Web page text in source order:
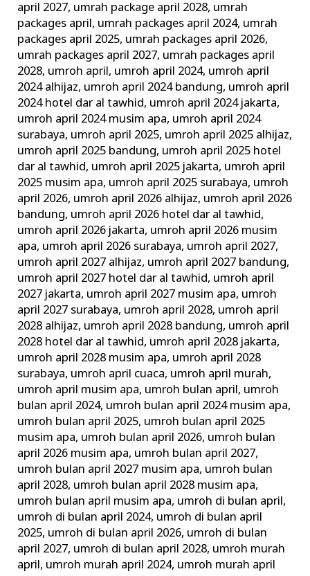
april 2027, umrah package april 2028, umrah
packages april, umrah packages april 2024, umrah
packages april 2025, umrah packages april 2026,
umrah packages april 2027, umrah packages april
2028, umroh april, umroh april 2024, umroh april
2024 alhijaz, umroh april 2024 bandung, umroh april
2024 hotel dar al tawhid, umroh april 2024 jakarta,
umroh april 2024 musim apa, umroh april 2024
surabaya, umroh april 2025, umroh april 2025 alhijaz,
umroh april 2025 bandung, umroh april 2025 hotel
dar al tawhid, umroh april 2025 jakarta, umroh april
2025 musim apa, umroh april 2025 surabaya, umroh
april 2026, umroh april 2026 alhijaz, umroh april 2026
bandung, umroh april 2026 hotel dar al tawhid,
umroh april 2026 jakarta, umroh april 2026 musim
apa, umroh april 2026 surabaya, umroh april 2027,
umroh april 2027 alhijaz, umroh april 2027 bandung,
umroh april 2027 hotel dar al tawhid, umroh april
2027 jakarta, umroh april 2027 musim apa, umroh
april 2027 surabaya, umroh april 2028, umroh april
2028 alhijaz, umroh april 2028 bandung, umroh april
2028 hotel dar al tawhid, umroh april 2028 jakarta,
umroh april 2028 musim apa, umroh april 2028
surabaya, umroh april cuaca, umroh april murah,
umroh april musim apa, umroh bulan april, umroh
bulan april 2024, umroh bulan april 2024 musim apa,
umroh bulan april 2025, umroh bulan april 2025
musim apa, umroh bulan april 2026, umroh bulan
april 2026 musim apa, umroh bulan april 2027,
umroh bulan april 2027 musim apa, umroh bulan
april 2028, umroh bulan april 2028 musim apa,
umroh bulan april musim apa, umroh di bulan april,
umroh di bulan april 2024, umroh di bulan april
2025, umroh di bulan april 2026, umroh di bulan
april 2027, umroh di bulan april 2028, umroh murah
april, umroh murah april 2024, umroh murah april